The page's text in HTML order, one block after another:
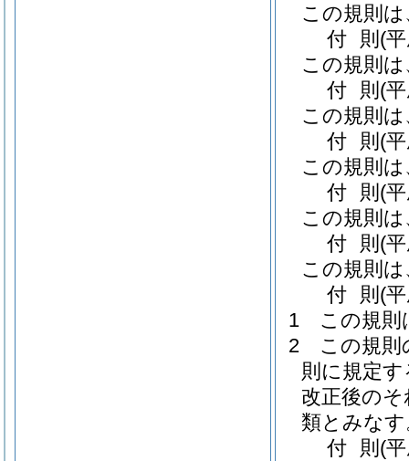
この規則
付 則 (
この規則
付 則 (
この規則
付 則 (
この規則
付 則 (
この規則
付 則 (
この規則
付 則 (
1
この規則
2
この規
則に規定
改正後の
類とみなす
付 則 (